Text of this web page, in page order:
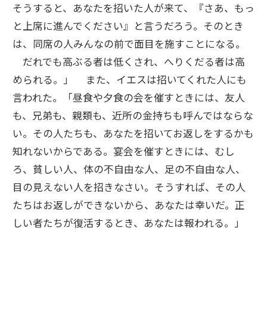
そうすると、あなたを招いた人が来て、『さあ、もっ
と上席に進んでください』と言うだろう。そのとき
は、同席の人みんなの前で面目を施すことになる。
だれでも高ぶる者は低くされ、へりくだる者は高
められる。」 また、イエスは招いてくれた人にも
言われた。「昼食や夕食の会を催すときには、友人
も、兄弟も、親類も、近所の金持ちも呼んではならな
い。その人たちも、あなたを招いてお返しをするかも
知れないからである。宴会を催すときには、むし
ろ、貧しい人、体の不自由な人、足の不自由な人、
目の見えない人を招きなさい。そうすれば、その人
たちはお返しができないから、あなたは幸いだ。正
しい者たちが復活するとき、あなたは報われる。」